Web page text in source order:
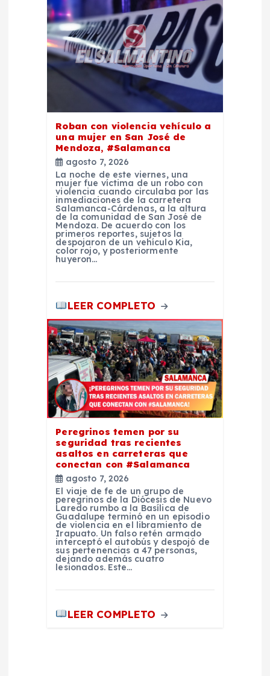
Roban con violencia vehículo a
una mujer en San José de
Mendoza, #Salamanca
agosto 7, 2026
La noche de este viernes, una
mujer fue víctima de un robo con
violencia cuando circulaba por las
inmediaciones de la carretera
Salamanca-Cárdenas, a la altura
de la comunidad de San José de
Mendoza. De acuerdo con los
primeros reportes, sujetos la
despojaron de un vehículo Kia,
color rojo, y posteriormente
huyeron…
LEER COMPLETO
Peregrinos temen por su
seguridad tras recientes
asaltos en carreteras que
conectan con #Salamanca
agosto 7, 2026
El viaje de fe de un grupo de
peregrinos de la Diócesis de Nuevo
Laredo rumbo a la Basílica de
Guadalupe terminó en un episodio
de violencia en el libramiento de
Irapuato. Un falso retén armado
interceptó el autobús y despojó de
sus pertenencias a 47 personas,
dejando además cuatro
lesionados. Este…
LEER COMPLETO